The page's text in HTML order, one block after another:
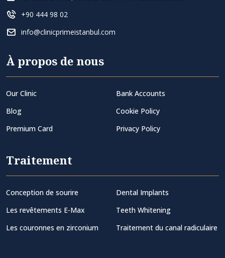
+90 444 98 02
info@clinicprimeistanbul.com
À propos de nous
Our Clinic
Blog
Premium Card
Bank Accounts
Cookie Policy
Privacy Policy
Traitement
Conception de sourire
Les revêtements E-Max
Les couronnes en zirconium
Dental Implants
Teeth Whitening
Traitement du canal radiculaire